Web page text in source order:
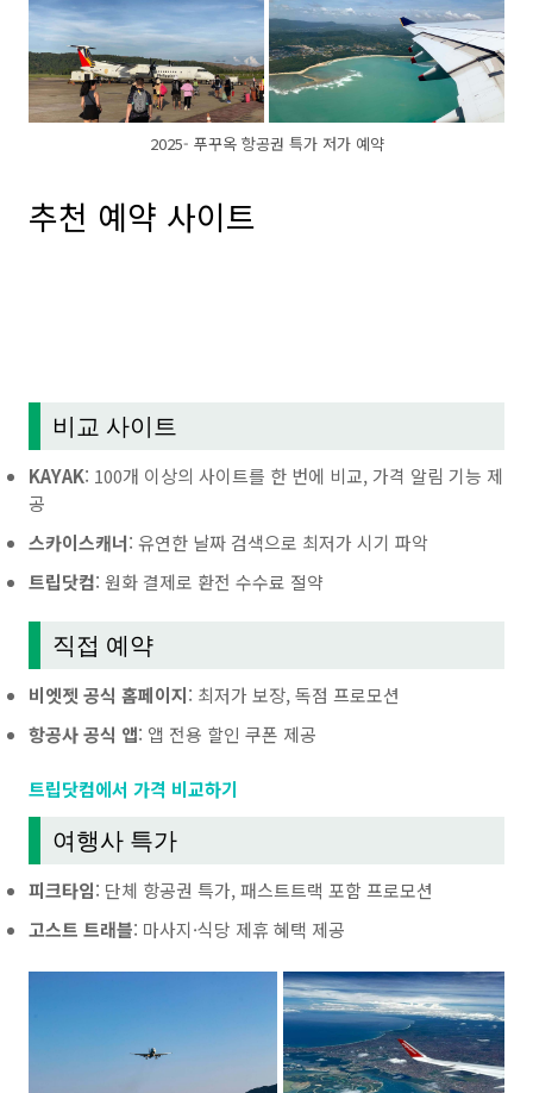
2025- 푸꾸옥 항공권 특가 저가 예약
추천 예약 사이트
비교 사이트
KAYAK: 100개 이상의 사이트를 한 번에 비교, 가격 알림 기능 제
공
스카이스캐너: 유연한 날짜 검색으로 최저가 시기 파악
트립닷컴: 원화 결제로 환전 수수료 절약
직접 예약
비엣젯 공식 홈페이지: 최저가 보장, 독점 프로모션
항공사 공식 앱: 앱 전용 할인 쿠폰 제공
트립닷컴에서 가격 비교하기
여행사 특가
피크타임: 단체 항공권 특가, 패스트트랙 포함 프로모션
고스트 트래블: 마사지·식당 제휴 혜택 제공